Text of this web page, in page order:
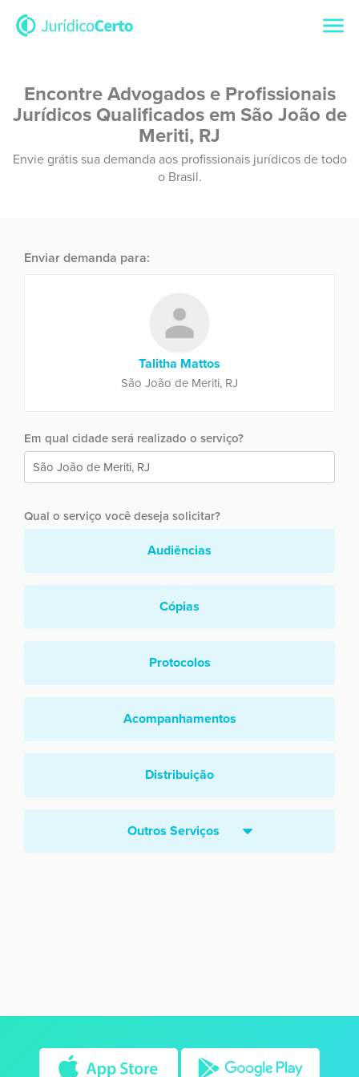
Encontre Advogados e Profissionais
Jurídicos Qualificados em São João de
Meriti, RJ
Envie grátis sua demanda aos profissionais jurídicos de todo
o Brasil.
Enviar demanda para:
Talitha Mattos
São João de Meriti, RJ
Em qual cidade será realizado o serviço?
Qual o serviço você deseja solicitar?
Audiências
Cópias
Protocolos
Acompanhamentos
Distribuição
Outros Serviços